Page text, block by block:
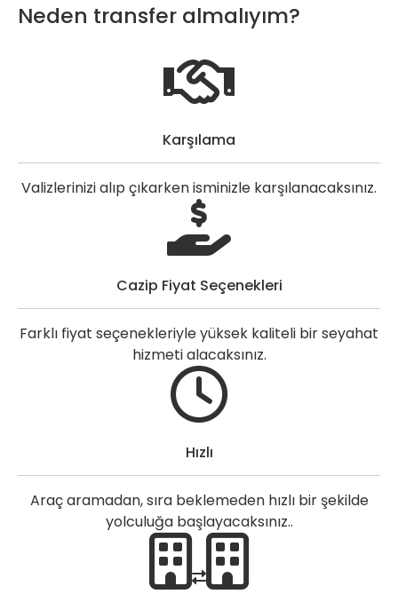
Neden transfer almalıyım?
Karşılama
Valizlerinizi alıp çıkarken isminizle karşılanacaksınız.
Cazip Fiyat Seçenekleri
Farklı fiyat seçenekleriyle yüksek kaliteli bir seyahat
hizmeti alacaksınız.
Hızlı
Araç aramadan, sıra beklemeden hızlı bir şekilde
yolculuğa başlayacaksınız..